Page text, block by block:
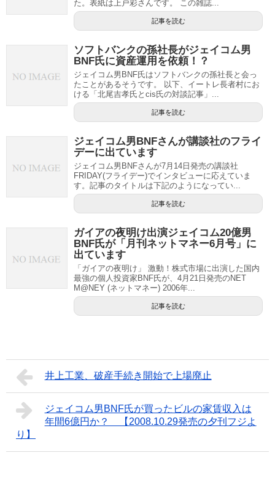
た。表紙は上戸彩さんです。 この雑誌...
記事を読む
ソフトバンクの孫社長がジェイコム男
BNF氏に資産運用を依頼！？
ジェイコム男BNF氏はソフトバンクの孫社長と会っ
たことがあるそうです。 以下、イートレ長者村にお
ける「北尾吉孝氏とcis氏の対談記事」...
記事を読む
ジェイコム男BNFさんが講談社のフライ
デーに出ています
ジェイコム男BNFさんが7月14日発売の講談社
FRIDAY(フライデー)でインタビューに応えていま
す。記事のタイトルは下記のようになってい...
記事を読む
ガイアの夜明け出演ジェイコム20億男
BNF氏が「月刊ネットマネー6月号」に
出ています
「ガイアの夜明け」 激動！株式市場に出演した国内
最強の個人投資家BNF氏が、4月21日発売のNET
M@NEY (ネットマネー) 2006年...
記事を読む
井上工業、破産手続き開始で上場廃止
ジェイコム男BNF氏が買ったビルの家賃収入は
年間6億円か？ 【2008.10.29発売の夕刊フジよ
り】